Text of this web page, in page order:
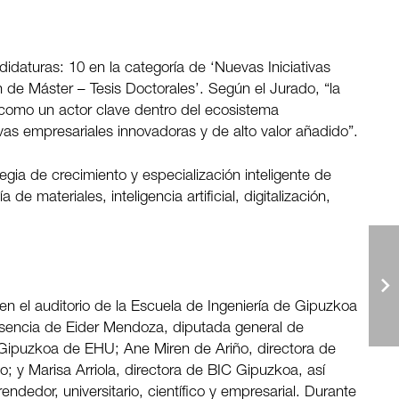
10 en la categoría de ‘Nuevas Iniciativas
Máster – Tesis Doctorales’. Según el Jurado, “la
un actor clave dentro del ecosistema
empresariales innovadoras y de alto valor añadido”.
de crecimiento y especialización inteligente de
de materiales, inteligencia artificial, digitalización,
el auditorio de la Escuela de Ingeniería de Gipuzkoa
de Eider Mendoza, diputada general de
de EHU; Ane Miren de Ariño, directora de
y Marisa Arriola, directora de BIC Gipuzkoa, así
universitario, científico y empresarial. Durante